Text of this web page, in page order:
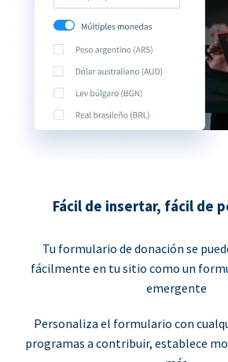
Fácil de insertar, fácil de
Tu formulario de donación se
fácilmente en tu sitio como un
emergente
Personaliza el formulario con
programas a contribuir, establece